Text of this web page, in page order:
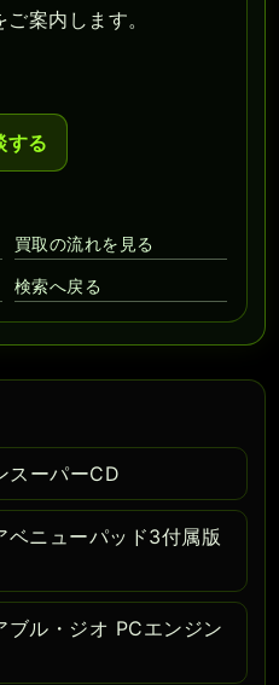
案内します。
する
買取の流れを見る
検索へ戻る
スーパーCD
ベニューパッド3付属版
ブル・ジオ PCエンジン